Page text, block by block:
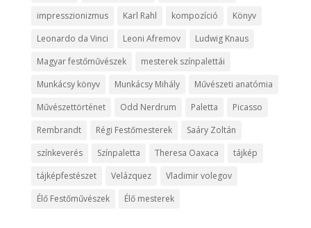
impresszionizmus
Karl Rahl kompozíció
Könyv
Leonardo da Vinci
Leoni Afremov
Ludwig Knaus
Magyar festőművészek
mesterek színpalettái
Munkácsy könyv
Munkácsy Mihály
Művészeti anatómia
Művészettörténet
Odd Nerdrum Paletta
Picasso
Rembrandt
Régi Festőmesterek
Saáry Zoltán
színkeverés
Színpaletta Theresa Oaxaca
tájkép
tájképfestészet
Velázquez
Vladimir volegov
Élő Festőművészek
Élő mesterek